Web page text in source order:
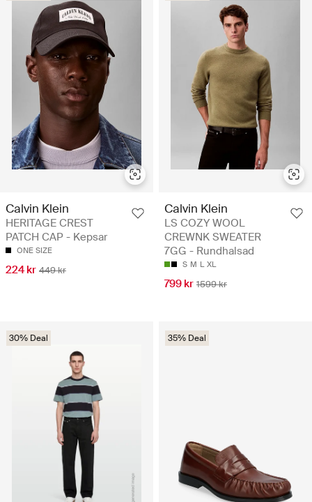
Calvin Klein
HERITAGE CREST
PATCH CAP - Kepsar
ONE SIZE
224 kr 449 kr
Calvin Klein
LS COZY WOOL
CREWNK SWEATER
7GG - Rundhalsad
S M L XL
799 kr 1599 kr
30% Deal 35% Deal